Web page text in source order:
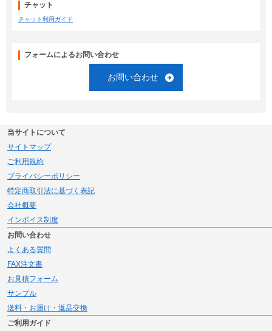
チャット
チャット利用ガイド
フォームによるお問い合わせ
お問い合わせ
当サイトについて
サイトマップ
ご利用規約
プライバシーポリシー
特定商取引法に基づく表記
会社概要
インボイス制度
お問い合わせ
よくある質問
FAX注文書
お見積フォーム
サンプル
送料・お届け・返品交換
ご利用ガイド